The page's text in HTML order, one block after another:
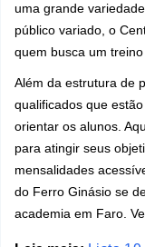
uma grande
público variado, o
quem busca um
Além da estrutura de
qualificados que
orientar os alunos.
para atingir seus
mensalidades
do Ferro Ginásio se
academia em Faro.